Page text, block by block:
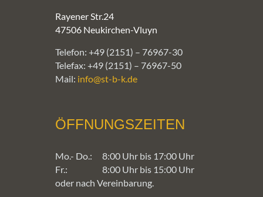
Rayener Str.24
47506 Neukirchen-Vluyn
Telefon: +49 (2151) – 76967-30
Telefax: +49 (2151) – 76967-50
Mail: info@st-b-k.de
ÖFFNUNGSZEITEN
Mo.- Do.:
8:00 Uhr bis 17:00 Uhr
Fr.:
8:00 Uhr bis 15:00 Uhr
oder nach Vereinbarung.